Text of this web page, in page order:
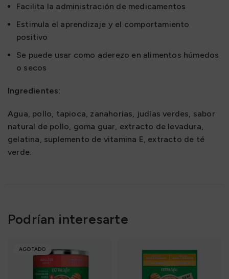
Facilita la administración de medicamentos
Estimula el aprendizaje y el comportamiento
positivo
Se puede usar como aderezo en alimentos húmedos
o secos
Ingredientes:
Agua, pollo, tapioca, zanahorias, judías verdes, sabor
natural de pollo, goma guar, extracto de levadura,
gelatina, suplemento de vitamina E, extracto de té
verde.
Podrían interesarte
AGOTADO